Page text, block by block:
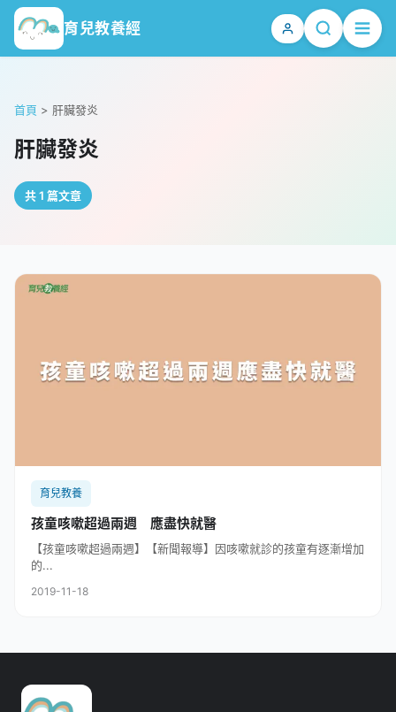
育兒教養經
首頁 > 肝臟發炎
肝臟發炎
共 1 篇文章
育兒教養
孩童咳嗽超過兩週 應盡快就醫
【孩童咳嗽超過兩週】【新聞報導】因咳嗽就診的孩童有逐漸增加
的...
2019-11-18